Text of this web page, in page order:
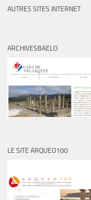
AUTRES SITES INTERNET
ARCHIVESBAELO
LE SITE ARQUEO100